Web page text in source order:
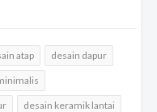
atap desain dapur
desain keramik lantai